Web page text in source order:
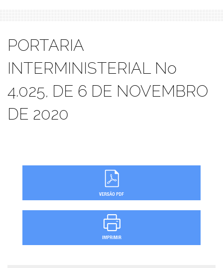
PORTARIA
INTERMINISTERIAL No
4.025, DE 6 DE NOVEMBRO
DE 2020